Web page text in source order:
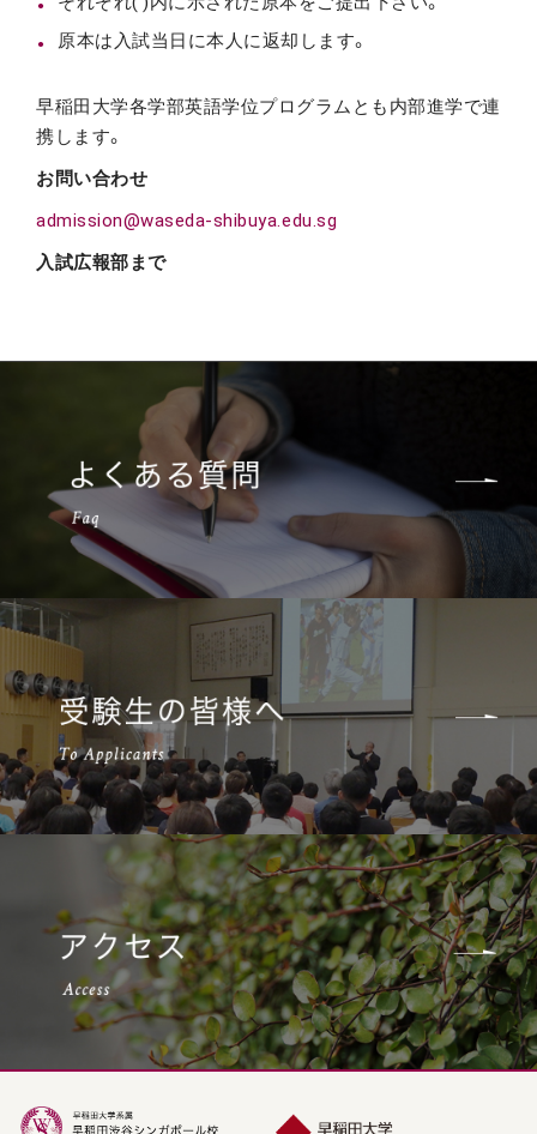
原本は入試当日に本人に返却します。
早稲田大学各学部英語学位プログラムとも内部進学で連
携します。
お問い合わせ
admission@waseda-shibuya.edu.sg
入試広報部まで